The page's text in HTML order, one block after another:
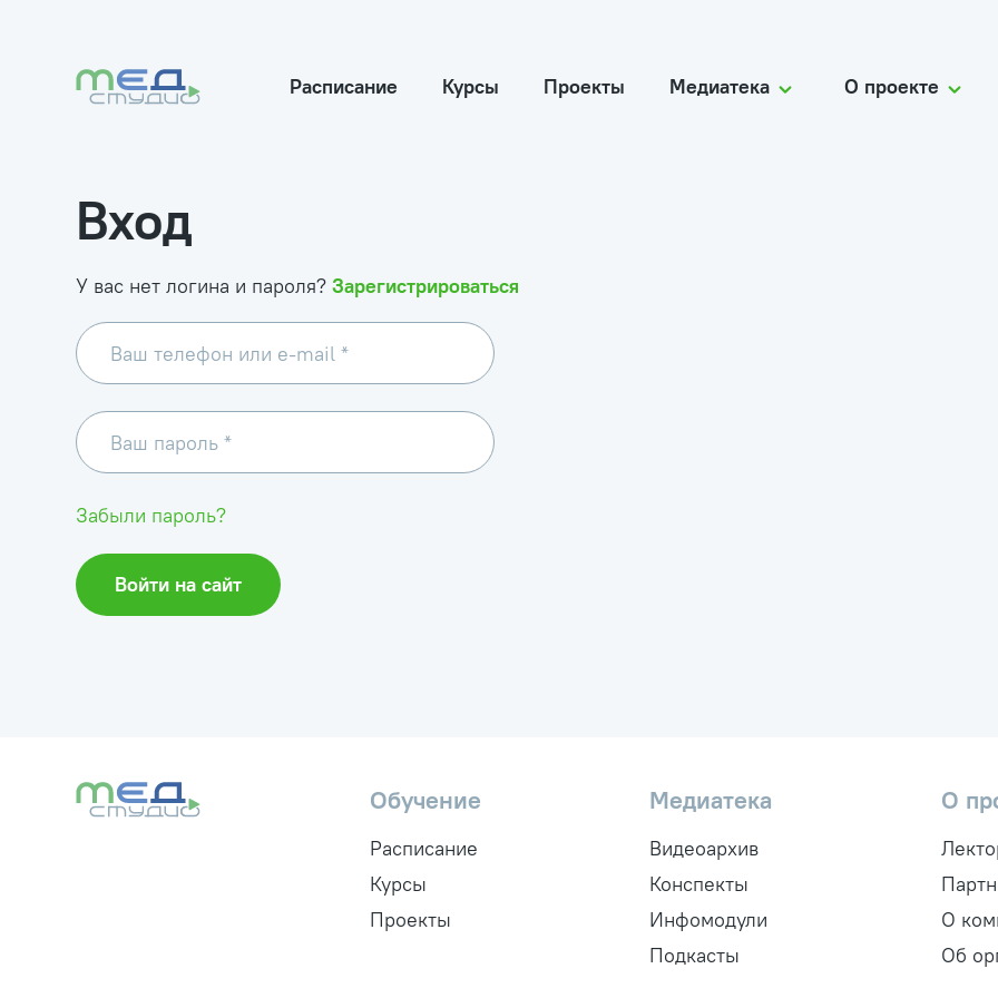
Расписание Курсы Проекты Медиатека О проекте
Вход
У вас нет логина и пароля? Зарегистрироваться
Забыли пароль?
Войти на сайт
Обучение
Расписание
Курсы
Проекты
Медиатека
Видеоархив
Конспекты
Инфомодули
Подкасты
О
О
Об